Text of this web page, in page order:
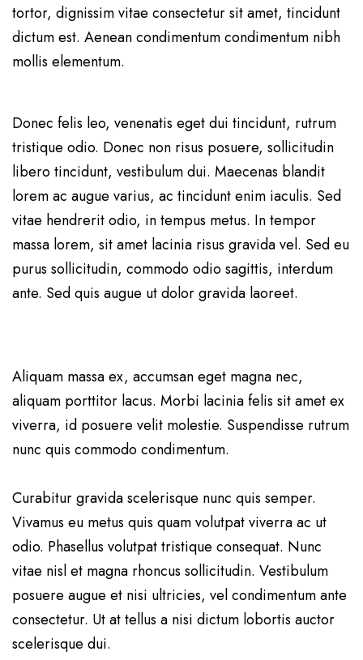
tortor, dignissim vitae consectetur sit amet, tincidunt
dictum est. Aenean condimentum condimentum nibh
mollis elementum.
Donec felis leo, venenatis eget dui tincidunt, rutrum
tristique odio. Donec non risus posuere, sollicitudin
libero tincidunt, vestibulum dui. Maecenas blandit
lorem ac augue varius, ac tincidunt enim iaculis. Sed
vitae hendrerit odio, in tempus metus. In tempor
massa lorem, sit amet lacinia risus gravida vel. Sed eu
purus sollicitudin, commodo odio sagittis, interdum
ante. Sed quis augue ut dolor gravida laoreet.
Aliquam massa ex, accumsan eget magna nec,
aliquam porttitor lacus. Morbi lacinia felis sit amet ex
viverra, id posuere velit molestie. Suspendisse rutrum
nunc quis commodo condimentum.
Curabitur gravida scelerisque nunc quis semper.
Vivamus eu metus quis quam volutpat viverra ac ut
odio. Phasellus volutpat tristique consequat. Nunc
vitae nisl et magna rhoncus sollicitudin. Vestibulum
posuere augue et nisi ultricies, vel condimentum ante
consectetur. Ut at tellus a nisi dictum lobortis auctor
scelerisque dui.